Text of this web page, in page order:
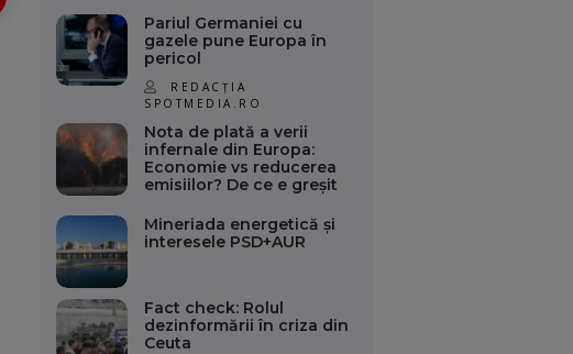
Pariul Germaniei cu
gazele pune Europa în
pericol
REDACȚIA
SPOTMEDIA.RO
Nota de plată a verii
infernale din Europa:
Economie vs reducerea
emisiilor? De ce e greșit
Mineriada energetică și
interesele PSD+AUR
Fact check: Rolul
dezinformării în criza din
Ceuta